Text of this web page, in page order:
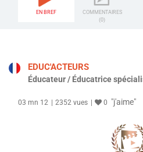
EN BREF
COMMENTAIRES
(0)
EDUC'ACTEURS
Éducateur / Éducatrice
03 mn 12 2352 vues 0 "j'aime"